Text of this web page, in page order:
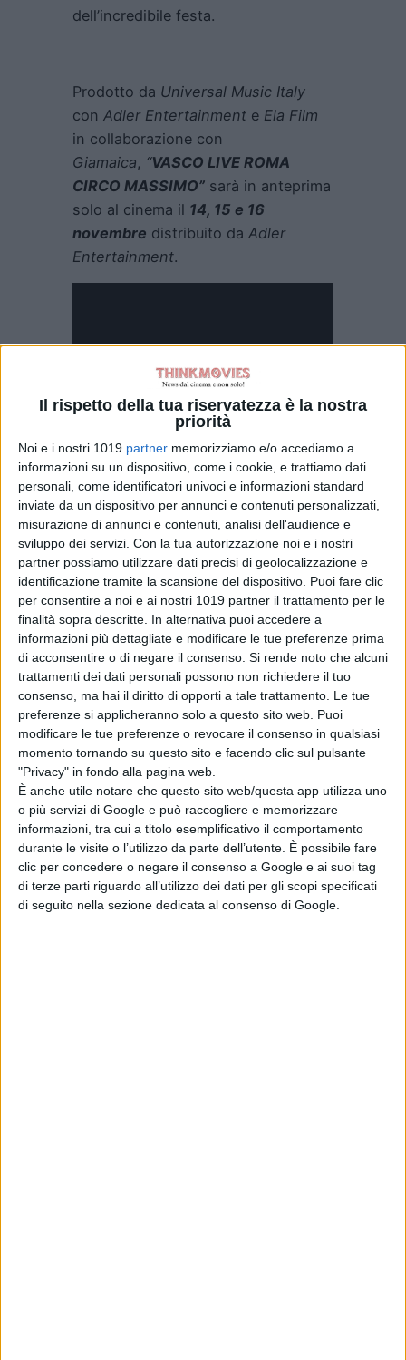
Il rispetto della tua riservatezza è la nostra
priorità
Noi e i nostri 1019 partner memorizziamo e/o accediamo a
informazioni su un dispositivo, come i cookie, e trattiamo dati
personali, come identificatori univoci e informazioni standard
inviate da un dispositivo per annunci e contenuti personalizzati,
misurazione di annunci e contenuti, analisi dell'audience e
sviluppo dei servizi. Con la tua autorizzazione noi e i nostri
partner possiamo utilizzare dati precisi di geolocalizzazione e
identificazione tramite la scansione del dispositivo. Puoi fare clic
per consentire a noi e ai nostri 1019 partner il trattamento per le
finalità sopra descritte. In alternativa puoi accedere a
informazioni più dettagliate e modificare le tue preferenze prima
di acconsentire o di negare il consenso. Si rende noto che alcuni
trattamenti dei dati personali possono non richiedere il tuo
consenso, ma hai il diritto di opporti a tale trattamento. Le tue
preferenze si applicheranno solo a questo sito web. Puoi
modificare le tue preferenze o revocare il consenso in qualsiasi
momento tornando su questo sito e facendo clic sul pulsante
"Privacy" in fondo alla pagina web.
È anche utile notare che questo sito web/questa app utilizza uno
o più servizi di Google e può raccogliere e memorizzare
informazioni, tra cui a titolo esemplificativo il comportamento
durante le visite o l’utilizzo da parte dell’utente. È possibile fare
clic per concedere o negare il consenso a Google e ai suoi tag
di terze parti riguardo all’utilizzo dei dati per gli scopi specificati
di seguito nella sezione dedicata al consenso di Google.
dell’incredibile festa.
Prodotto da Universal Music Italy
con Adler Entertainment e Ela Film
in collaborazione con
Giamaica, “VASCO LIVE ROMA
CIRCO MASSIMO” sarà in anteprima
solo al cinema il 14, 15 e 16
novembre distribuito da Adler
Entertainment.
I biglietti saranno acquistabili a
partire da oggi sui normali canali.
Il film uscirà anche inBlu-rayedvd,
in pre-ordersul sito diUniversal
Music
La Redazione
PubblicatoOttobre 22, 2022in
News cinema e film
da La Redazione
Tag:
Articoli recenti